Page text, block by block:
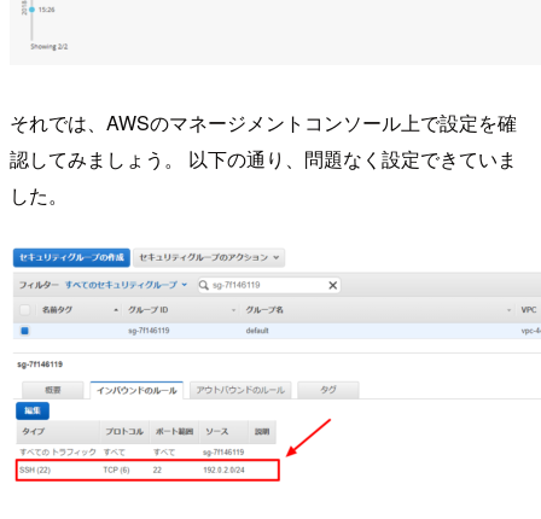
それでは、AWSのマネージメントコンソール上で設定を確
認してみましょう。 以下の通り、問題なく設定できていま
した。